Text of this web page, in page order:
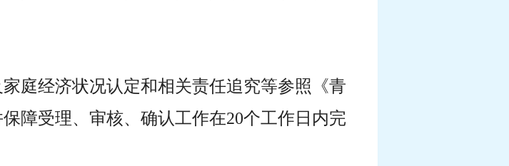
庭经济状况认定和相关责任追究等参照《青
障受理、审核、确认工作在20个工作日内完